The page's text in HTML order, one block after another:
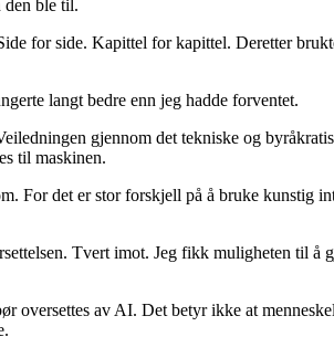
den ble til.
for side. Kapittel for kapittel. Deretter
langt bedre enn jeg hadde forventet.
gjennom det tekniske og
til maskinen.
For det er stor forskjell på å bruke kunstig
Tvert imot. Jeg fikk muligheten til
oversettes av AI. Det betyr ikke at